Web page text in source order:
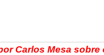
Carlos Mesa sobre